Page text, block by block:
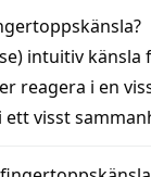
?
intuitiv känsla
reagera i en
ett visst